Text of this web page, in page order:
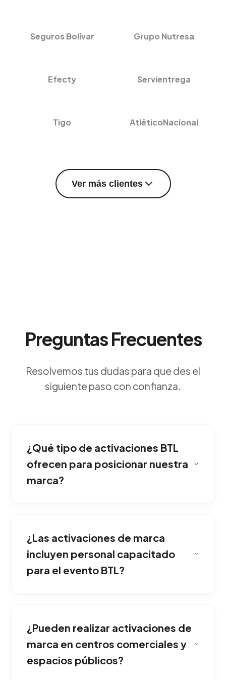
Seguros Bolívar Grupo Nutresa
Efecty Servientrega
Tigo AtléticoNacional
Ver más clientes
Preguntas Frecuentes
Resolvemos tus dudas para que des el
siguiente paso con confianza.
¿Qué tipo de activaciones BTL
ofrecen para posicionar nuestra
marca?
memorables, interactivas y directas que
provocan una conexión emocional altísima y
aumentan la recordación corporativa.
¿Las activaciones de marca
incluyen personal capacitado
para el evento BTL?
centros comerciales, conciertos masivos,
universidades, estadios, zonas de vida
nocturna o incluso sorpresas en las calles
principales.
¿Pueden realizar activaciones de
marca en centros comerciales y
espacios públicos?